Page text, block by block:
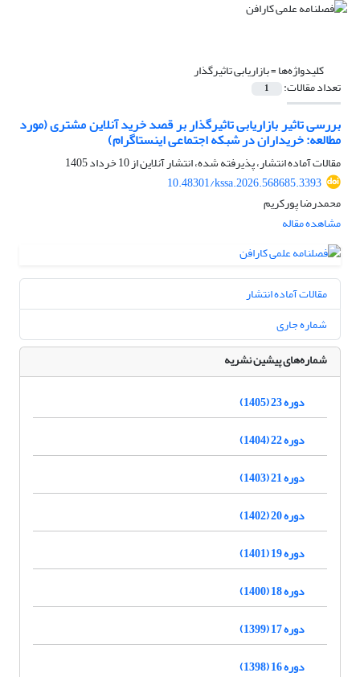
کلیدواژه‌ها =بازاریابی تاثیرگذار
تعداد مقالات: 1
بررسی تاثیر بازاریابی تاثیرگذار بر قصد خرید آنلاین مشتری (مورد
مطالعه: خریداران در شبکه اجتماعی اینستاگرام)
مقالات آماده انتشار، پذیرفته شده، انتشار آنلاین از10 خرداد 1405
10.48301/kssa.2026.568685.3393
محمدرضا پورکریم
مشاهده مقاله
مقالات آماده انتشار
شماره جاری
شماره‌های پیشین نشریه
دوره 23 (1405)
دوره 22 (1404)
دوره 21 (1403)
دوره 20 (1402)
دوره 19 (1401)
دوره 18 (1400)
دوره 17 (1399)
دوره 16 (1398)